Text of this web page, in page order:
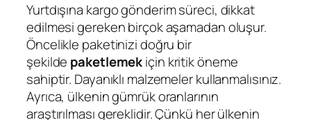
Yurtdışına kargo gönderim süreci, dikkat
edilmesi gereken birçok aşamadan oluşur.
Öncelikle paketinizi doğru bir
şekilde paketlemekiçin kritik öneme
sahiptir. Dayanıklı malzemeler kullanmalısınız.
Ayrıca, ülkenin gümrük oranlarının
araştırılması gereklidir. Çünkü her ülkenin